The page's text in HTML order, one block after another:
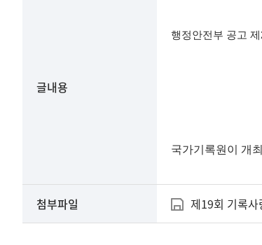
글내용
행정안전부 공고 제
국가기록원이 개
첨부파일 제19회 기록